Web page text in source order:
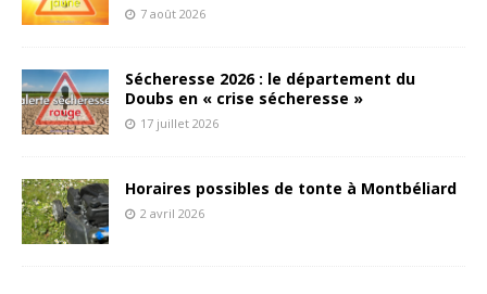
7 août 2026
Sécheresse 2026 : le département du
Doubs en « crise sécheresse »
17 juillet 2026
Horaires possibles de tonte à Montbéliard
2 avril 2026